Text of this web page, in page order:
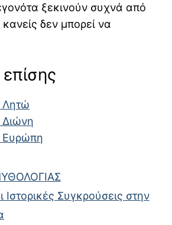
ξεκινούν συχνά από
δεν μπορεί να
Λητώ
Διώνη
Ευρώπη
Ιστορικές Συγκρούσεις στην